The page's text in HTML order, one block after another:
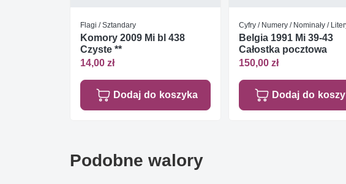
Flagi / Sztandary
Komory 2009 Mi bl 438
Czyste **
14,00 zł
Dodaj do koszyka
Cyfry / Numery / Nominały /
Belgia 1991 Mi 39-43
Całostka pocztowa
150,00 zł
Dodaj do
Podobne walory